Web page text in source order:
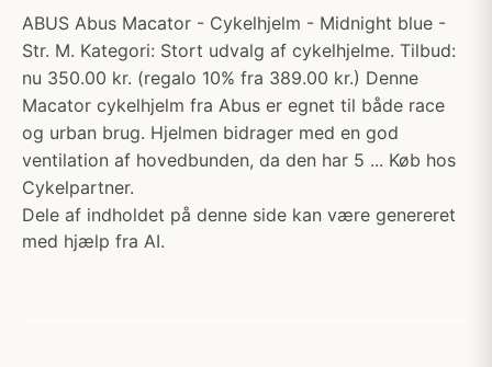
ABUS Abus Macator - Cykelhjelm - Midnight blue -
Str. M. Kategori: Stort udvalg af cykelhjelme. Tilbud:
nu 350.00 kr. (regalo 10% fra 389.00 kr.) Denne
Macator cykelhjelm fra Abus er egnet til både race
og urban brug. Hjelmen bidrager med en god
ventilation af hovedbunden, da den har 5 ... Køb hos
Cykelpartner.
Dele af indholdet på denne side kan være genereret
med hjælp fra AI.